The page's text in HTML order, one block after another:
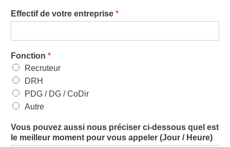
Effectif de votre entreprise *
Fonction *
Recruteur
DRH
PDG / DG / CoDir
Autre
Vous pouvez aussi nous préciser ci-dessous quel est
le meilleur moment pour vous appeler (Jour / Heure)